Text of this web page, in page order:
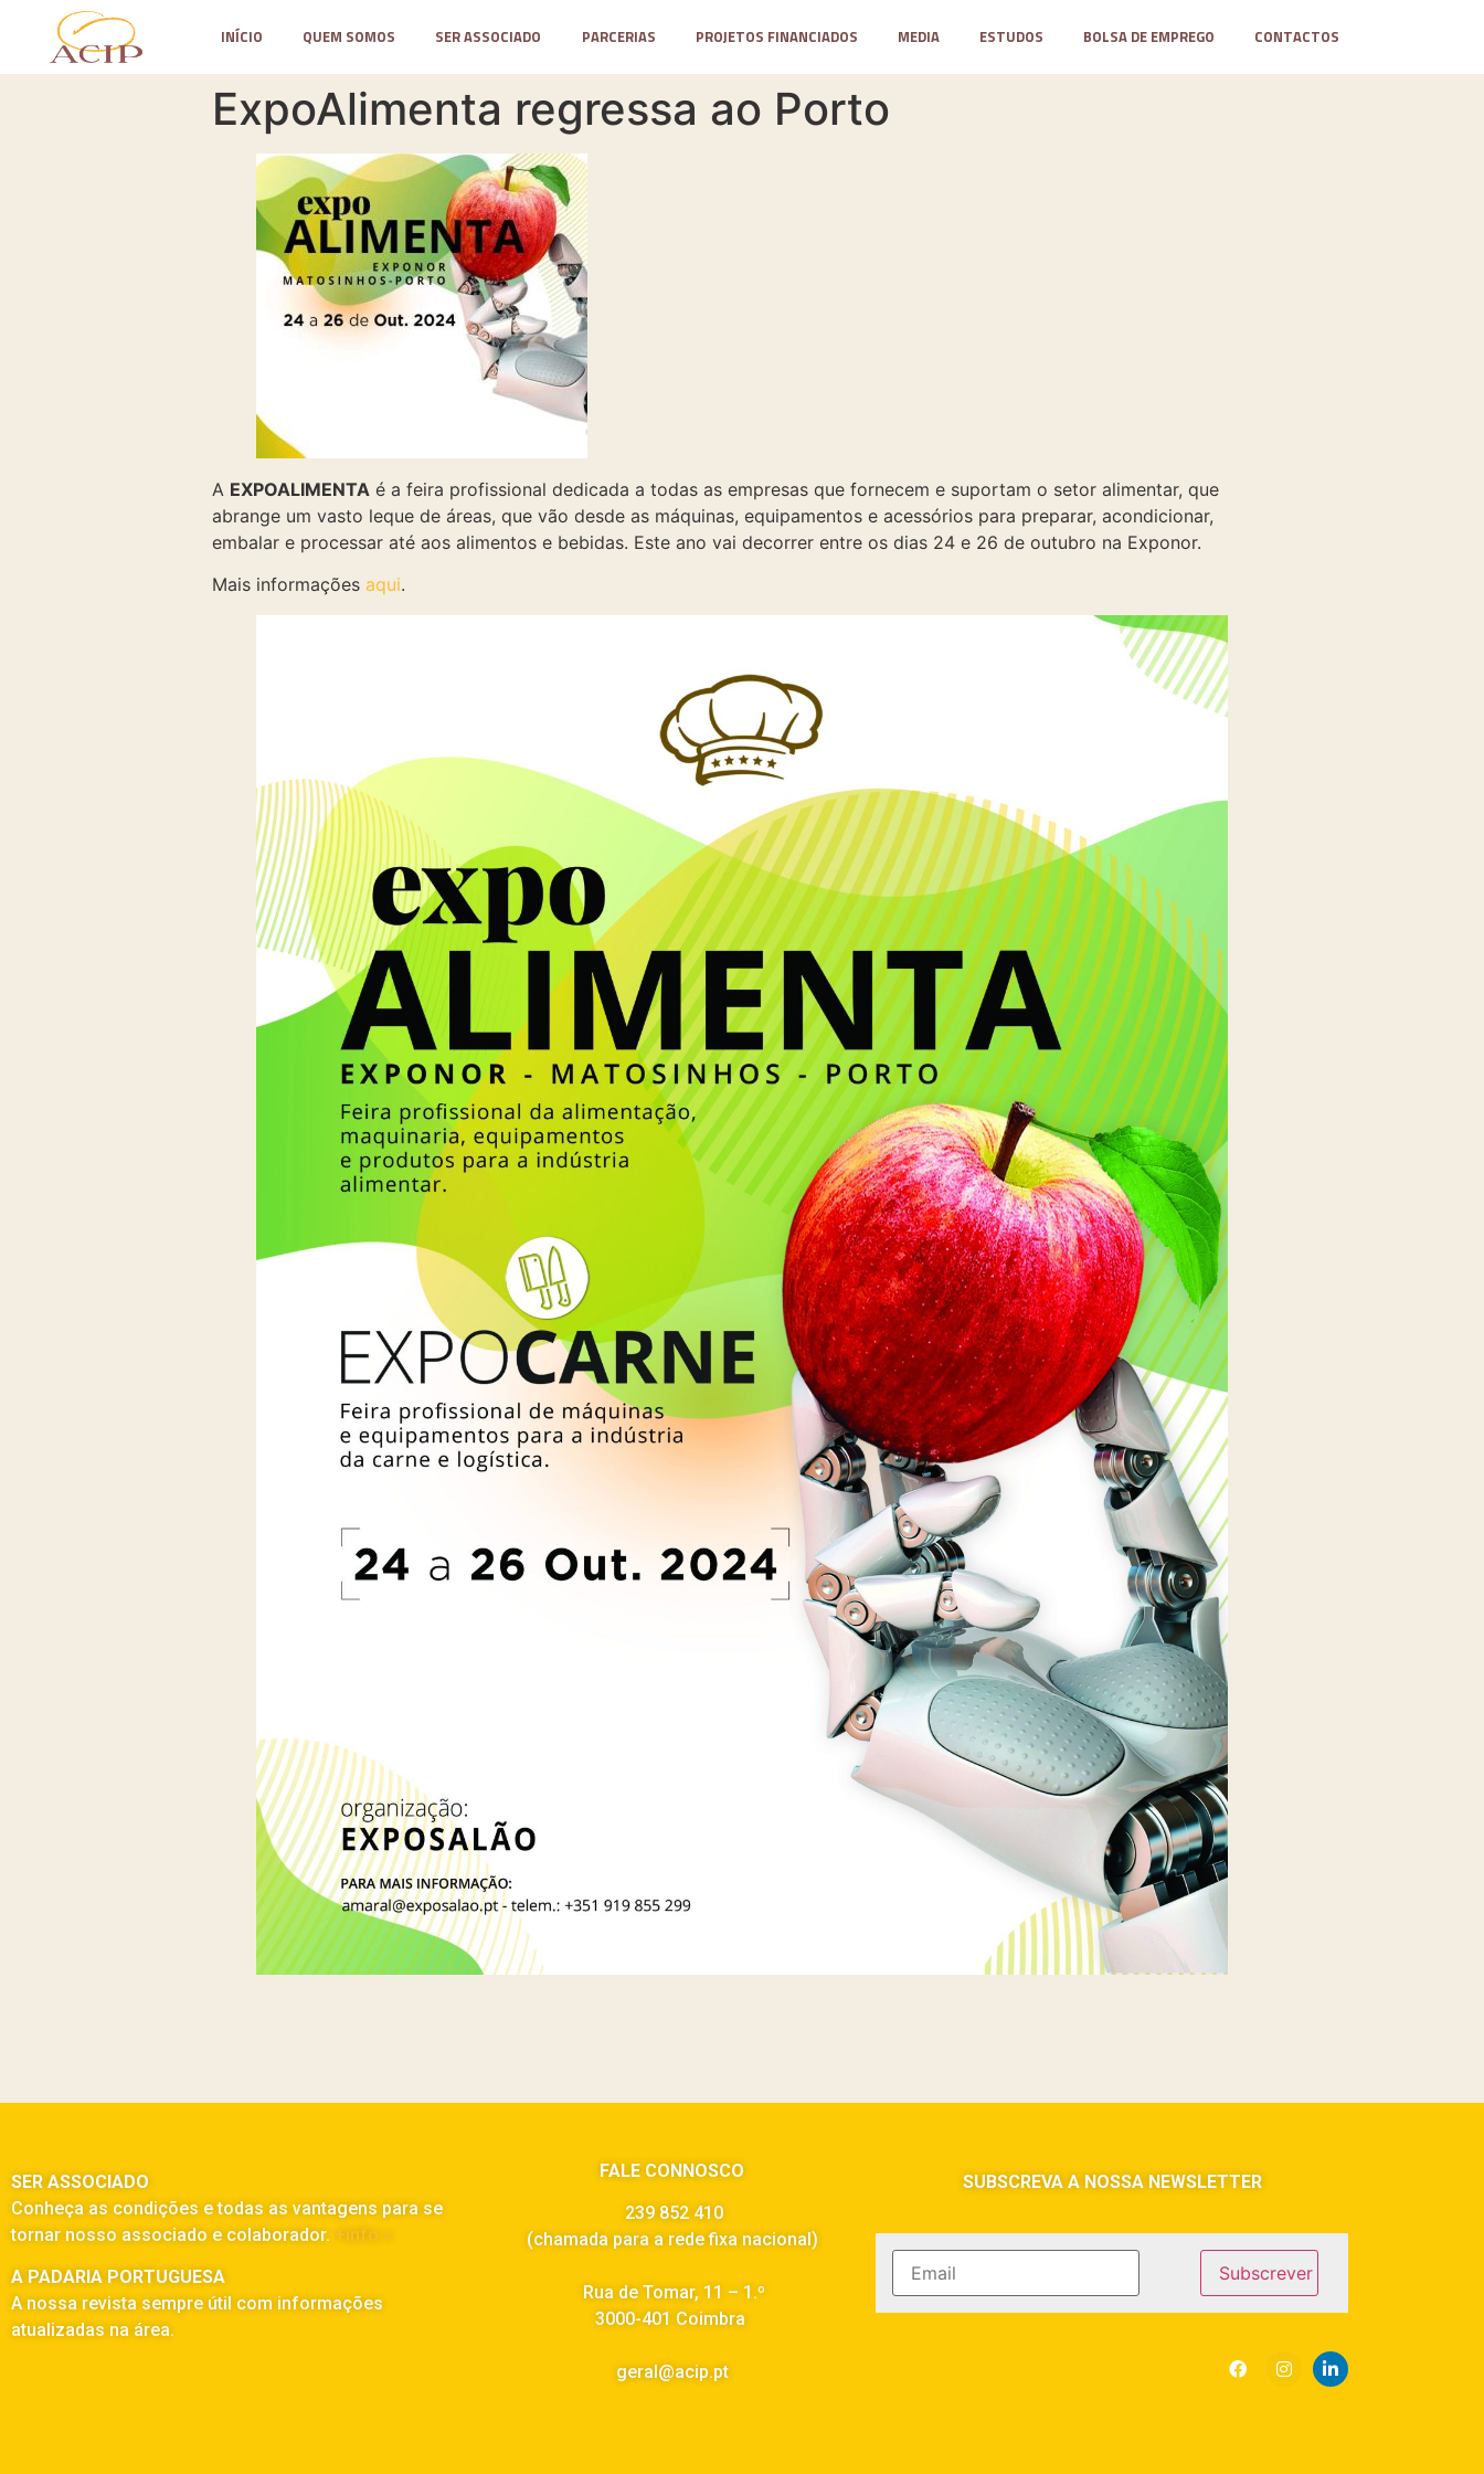
INÍCIO QUEM SOMOS SER ASSOCIADO PARCERIAS PROJETOS FINANCIADOS MEDIA ESTUDOS BOLSA DE EMPREGO CONTACTOS
ExpoAlimenta regressa ao Porto
A EXPOALIMENTA é a feira profissional dedicada a todas as empresas que fornecem e suportam o setor alimentar, que
abrange um vasto leque de áreas, que vão desde as máquinas, equipamentos e acessórios para preparar, acondicionar,
embalar e processar até aos alimentos e bebidas. Este ano vai decorrer entre os dias 24 e 26 de outubro na Exponor.
Mais informações aqui.
SER ASSOCIADO
Conheça as condições e todas as vantagens para se
tornar nosso associado e colaborador. +info »
A PADARIA PORTUGUESA
A nossa revista sempre útil com informações
atualizadas na área.
FALE CONNOSCO
239 852 410
(chamada para a rede fixa nacional)
Rua de Tomar, 11 – 1.º
3000-401 Coimbra
geral@acip.pt
SUBSCREVA A NOSSA NEWSLETTER